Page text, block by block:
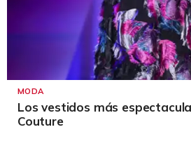
MODA
Los vestidos más
Couture